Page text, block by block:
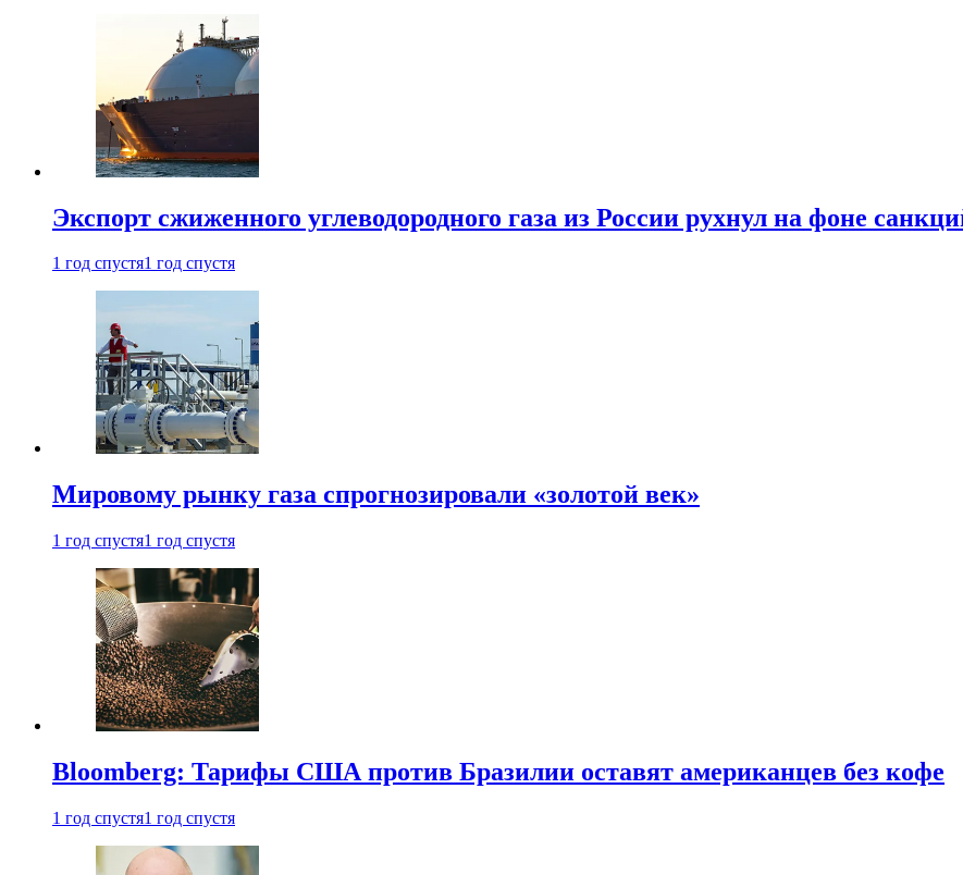
Экспорт сжиженного углеводородного газа из России рухнул на фоне
1 год спустя1 год спустя
Мировому рынку газа спрогнозировали «золотой век»
1 год спустя1 год спустя
Bloomberg: Тарифы США против Бразилии оставят американцев без кофе
1 год спустя1 год спустя